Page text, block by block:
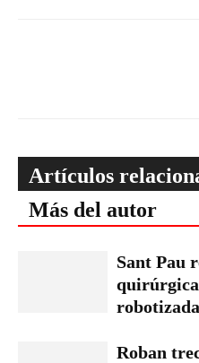
Artículos
Más del autor
Sant Pau
quirúrgica
robotizada
Roban